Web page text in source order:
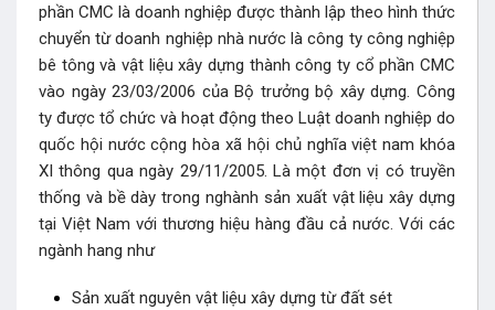
phần CMC là doanh nghiệp được thành lập theo hình thức
chuyển từ doanh nghiệp nhà nước là công ty công nghiệp
bê tông và vật liệu xây dựng thành công ty cổ phần CMC
vào ngày 23/03/2006 của Bộ trưởng bộ xây dựng. Công
ty được tổ chức và hoạt động theo Luật doanh nghiệp do
quốc hội nước cộng hòa xã hội chủ nghĩa việt nam khóa
XI thông qua ngày 29/11/2005. Là một đơn vị có truyền
thống và bề dày trong nghành sản xuất vật liệu xây dựng
tại Việt Nam với thương hiệu hàng đầu cả nước. Với các
ngành hang như
Sản xuất nguyên vật liệu xây dựng từ đất sét